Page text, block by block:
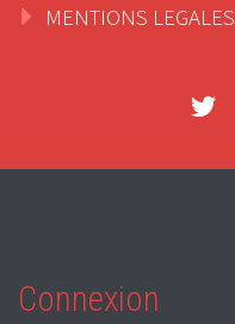
MENTIONS LEGALES
Connexion